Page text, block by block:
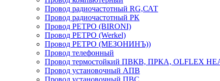
Провод радиочастотный RG,САТ
Провод радиочастотный РК
Провод РЕТРО (BIRONI)
Провод РЕТРО (Werkel)
Провод РЕТРО (МЕЗОНИНЪ))
Провод телефонный
Провод термостойкий ПВКВ, ПРКА, OLFLEX
Провод установочный АПВ